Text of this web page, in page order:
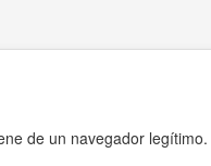
de un navegador legítimo.